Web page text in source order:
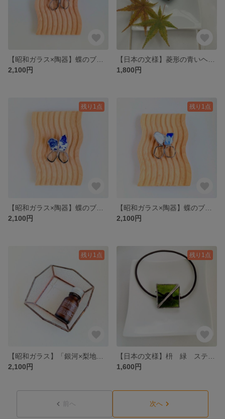
2,100円
1,800円
残り1点
2,100円
残り1点
2,100円
残り1点
2,100円
残り1点
1,600円
前へ 次へ